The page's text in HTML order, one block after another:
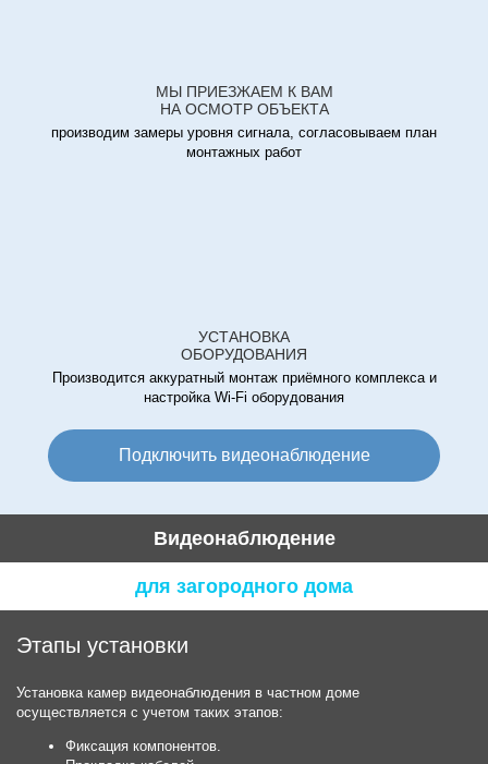
МЫ ПРИЕЗЖАЕМ К ВАМ
НА ОСМОТР ОБЪЕКТА
производим замеры уровня сигнала, согласовываем план
монтажных работ
УСТАНОВКА
ОБОРУДОВАНИЯ
Производится аккуратный монтаж приёмного комплекса и
настройка Wi-Fi оборудования
Подключить видеонаблюдение
Видеонаблюдение
для загородного дома
Этапы установки
Установка камер видеонаблюдения в частном доме
осуществляется с учетом таких этапов:
Фиксация компонентов.